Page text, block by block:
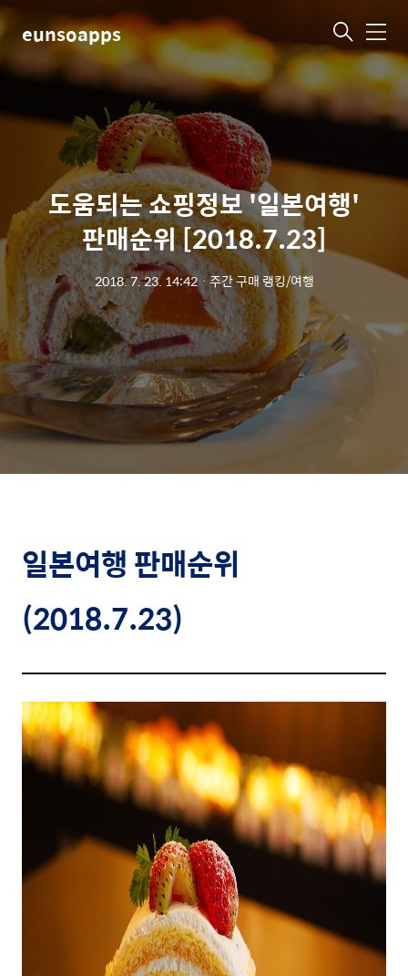
eunsoapps 메
뉴
도움되는 쇼핑정보 '일본여행'
판매순위 [2018.7.23]
2018. 7. 23. 14:42ㆍ주간 구매 랭킹/여행
일본여행 판매순위
(2018.7.23)